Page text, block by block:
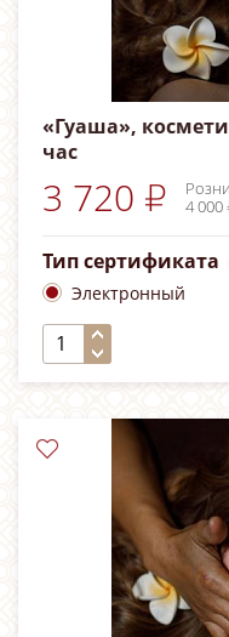
«Гуаша»,
час
3 720 ₽
4 000
Тип сертификата
Электронный